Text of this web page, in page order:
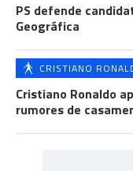
PS defende
Geográfica
CRISTIANO
Cristiano Ronaldo
rumores de